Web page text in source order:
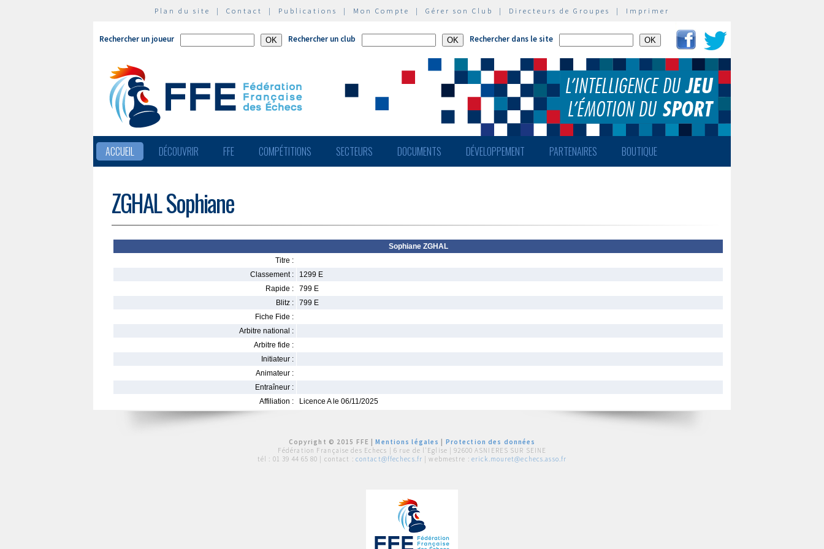
Plan du site | Contact | Publications | Mon Compte | Gérer son Club | Directeurs de Groupes | Imprimer
Rechercher un joueur Rechercher un club Rechercher dans le site
ACCUEIL DÉCOUVRIR FFE COMPÉTITIONS SECTEURS DOCUMENTS DÉVELOPPEMENT PARTENAIRES BOUTIQUE
ZGHAL Sophiane
Sophiane ZGHAL
Titre :
Classement :
1299 E
Rapide :
799 E
Blitz :
799 E
Fiche Fide :
Arbitre national :
Arbitre fide :
Initiateur :
Animateur :
Entraîneur :
Affiliation :
Licence A le 06/11/2025
Copyright © 2015 FFE |Mentions légales
Protection des données
Fédération Française des Echecs | 6 rue de l'Eglise | 92600 ASNIERES SUR SEINE
tél : 01 39 44 65 80 | contact : contact@ffechecs.fr | webmestre : erick.mouret@echecs.asso.fr